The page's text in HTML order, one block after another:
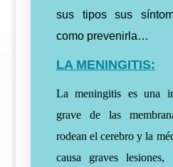
sus tipossus
como prevenirla…
LA MENINGITIS:
La meningitis es una
grave de las
rodean el cerebro y la
causa graves